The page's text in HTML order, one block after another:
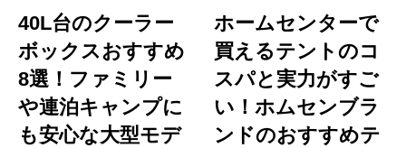
40L台のクーラー
ボックスおすすめ
8選！ファミリー
や連泊キャンプに
も安心な大型モデ
ホームセンターで
買えるテントのコ
スパと実力がすご
い！ホムセンブラ
ンドのおすすめテ